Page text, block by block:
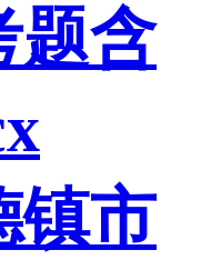
题含
镇市